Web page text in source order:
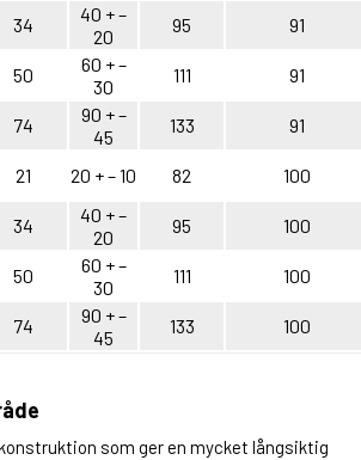
34
40 + –
20
95
91
50
60 + –
30
111
91
74
90 + –
45
133
91
21 20 + – 10 82
100
34
40 + –
20
95
100
50
60 + –
30
111
100
74
90 + –
45
133 100
som ger en mycket långsiktig